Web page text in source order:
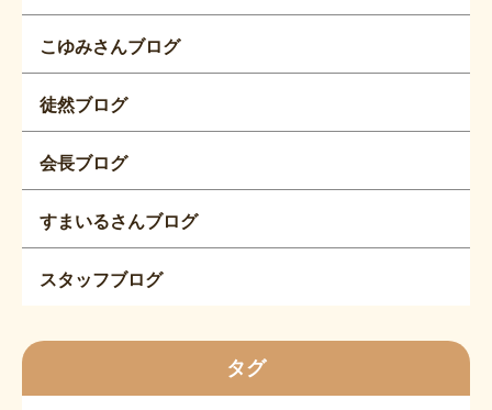
こゆみさんブログ
徒然ブログ
会長ブログ
すまいるさんブログ
スタッフブログ
タグ